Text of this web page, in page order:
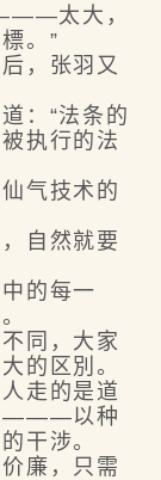
太大，
。”
，张羽又
：“法条的
执行的法
气技术的
自然就要
的每一
同，大家
的区別。
走的是道
————以种
干涉。
廉，只需